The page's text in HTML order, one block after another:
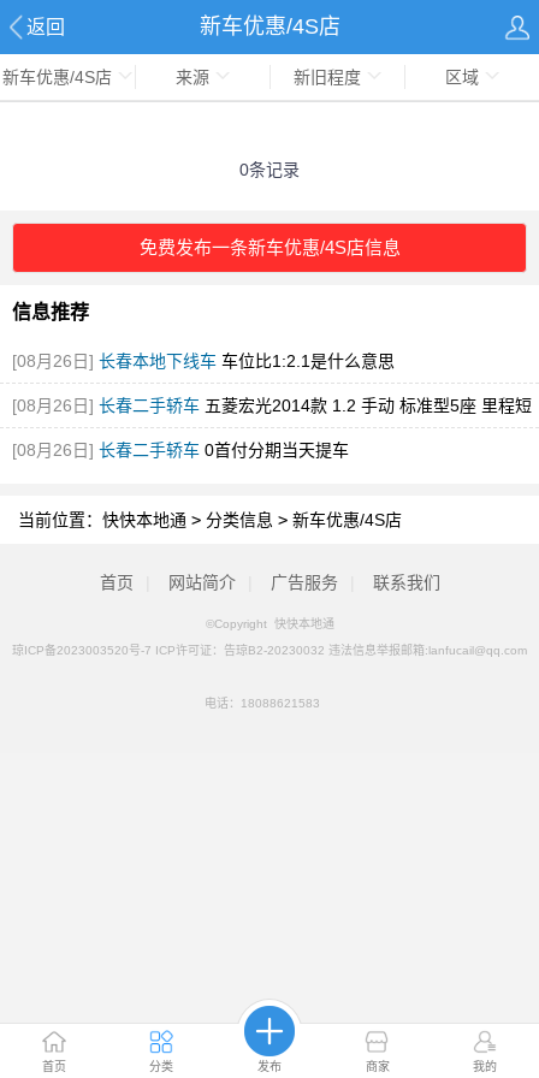
返回 新车优惠/4S店
首页 分类 发布 商家 我的
新车优惠/4S店 来源 新旧程度 区域
0条记录
免费发布一条新车优惠/4S店信息
信息推荐
[08月26日] 长春本地下线车 车位比1:2.1是什么意思
[08月26日] 长春二手轿车 五菱宏光2014款 1.2 手动 标准型5座 里程短
车况好
[08月26日] 长春二手轿车 0首付分期当天提车
当前位置： 快快本地通 > 分类信息 > 新车优惠/4S店
首页 网站简介 广告服务 联系我们
©Copyright 快快本地通
琼ICP备2023003520号-7 ICP许可证：告琼B2-20230032 违法信息举报邮箱:lanfucail@qq.com
电话： 18088621583